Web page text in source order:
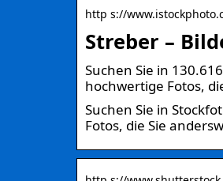
http s://
Streber –
Suchen Sie in
hochwertige Fotos,
Suchen Sie in
Fotos, die Sie